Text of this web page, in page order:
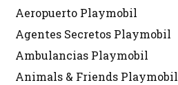
Aeropuerto Playmobil
Agentes Secretos Playmobil
Ambulancias Playmobil
Animals & Friends Playmobil